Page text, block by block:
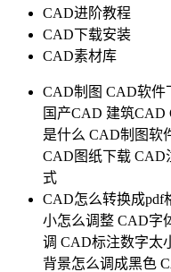
CAD进阶教程
CAD下载安装
CAD素材库
CAD制图 CAD软件
国产CAD 建筑CAD
是什么 CAD制图软
CAD图纸下载 CAD
式
CAD怎么转换成pdf
小怎么调整 CAD字
调 CAD标注数字太
背景怎么调成黑色